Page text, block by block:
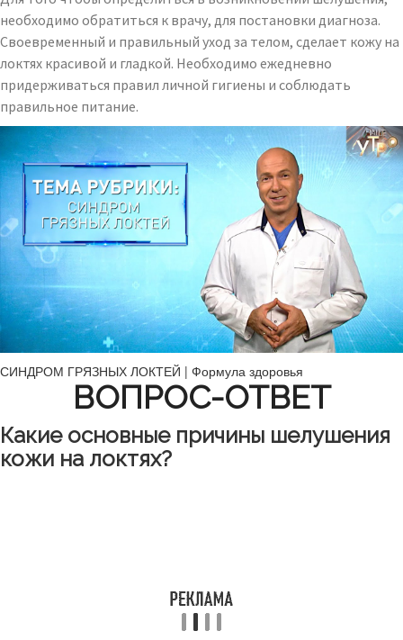
необходимо обратиться к врачу, для постановки диагноза.
Своевременный и правильный уход за телом, сделает кожу на
локтях красивой и гладкой. Необходимо ежедневно
придерживаться правил личной гигиены и соблюдать
правильное питание.
СИНДРОМ ГРЯЗНЫХ ЛОКТЕЙ | Формула здоровья
ВОПРОС-ОТВЕТ
Какие основные причины шелушения
кожи на локтях?